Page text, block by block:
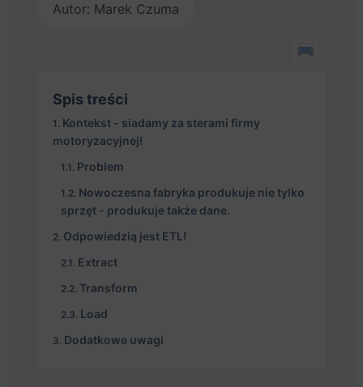
Autor: Marek Czuma
Spis treści
Kontekst - siadamy za sterami firmy
motoryzacyjnej!
Problem
Nowoczesna fabryka produkuje nie tylko
sprzęt - produkuje także dane.
Odpowiedzią jest ETL!
Extract
Transform
Load
Dodatkowe uwagi